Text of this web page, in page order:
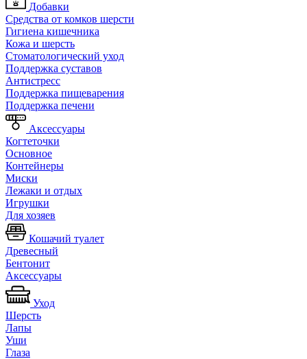
Добавки
Средства от комков шерсти
Гигиена кишечника
Кожа и шерсть
Cтоматологический уход
Поддержка суставов
Антистресс
Поддержка пищеварения
Поддержка печени
Аксессуары
Когтеточки
Основное
Контейнеры
Миски
Лежаки и отдых
Игрушки
Для хозяев
Кошачий туалет
Древесный
Бентонит
Аксессуары
Уход
Шерсть
Лапы
Уши
Глаза